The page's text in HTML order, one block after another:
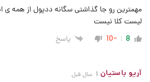
مهمترین رو جا گذاشتی سگانه ددپول از همه ی
لیست کلا نیست
8
-10 پاسخ
آریو باستیان 1 سال قبل